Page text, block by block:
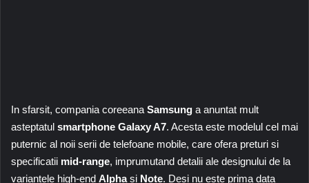
In sfarsit, compania coreeana Samsung a anuntat mult
asteptatul smartphone Galaxy A7. Acesta este modelul cel mai
puternic al noii serii de telefoane mobile, care ofera preturi si
specificatii mid-range, imprumutand detalii ale designului de la
variantele high-end Alphasi Note. Desi nu este prima data